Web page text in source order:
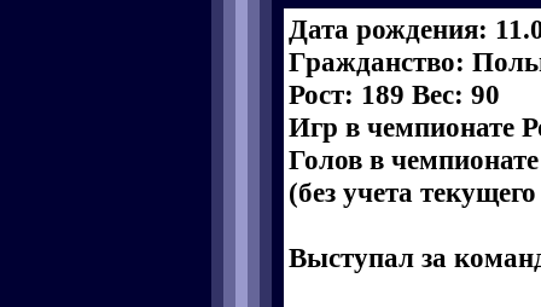
Дата рождения:
Гражданство:
Рост: 189 Вес: 90
Игр в чемпионате
Голов в
(без учета
Выступал за